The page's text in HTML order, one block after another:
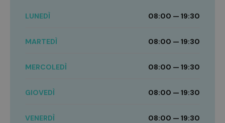
LUNEDÌ 08:00 — 19:30
MARTEDÌ 08:00 — 19:30
MERCOLEDÌ 08:00 — 19:30
GIOVEDÌ 08:00 — 19:30
VENERDÌ 08:00 — 19:30